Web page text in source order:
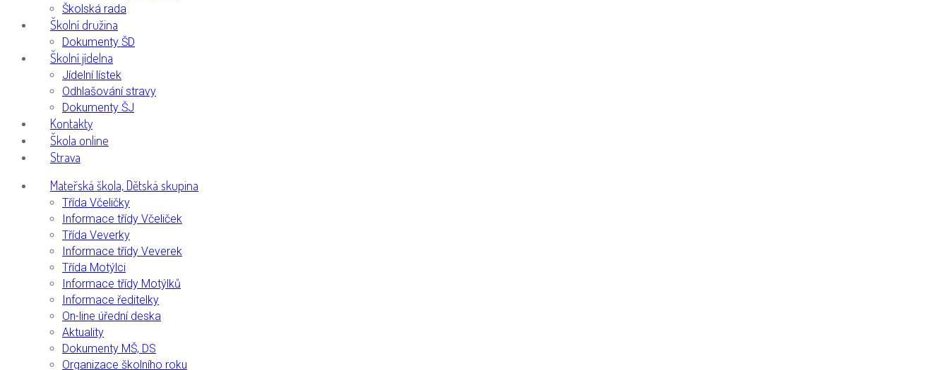
Školská rada
Školní družina
Dokumenty ŠD
Školní jídelna
Jídelní lístek
Odhlašování stravy
Dokumenty ŠJ
Kontakty
Škola online
Strava
Mateřská škola, Dětská skupina
Třída Včeličky
Informace třídy Včeliček
Třída Veverky
Informace třídy Veverek
Třída Motýlci
Informace třídy Motýlků
Informace ředitelky
On-line úřední deska
Aktuality
Dokumenty MŠ, DS
Organizace školního roku